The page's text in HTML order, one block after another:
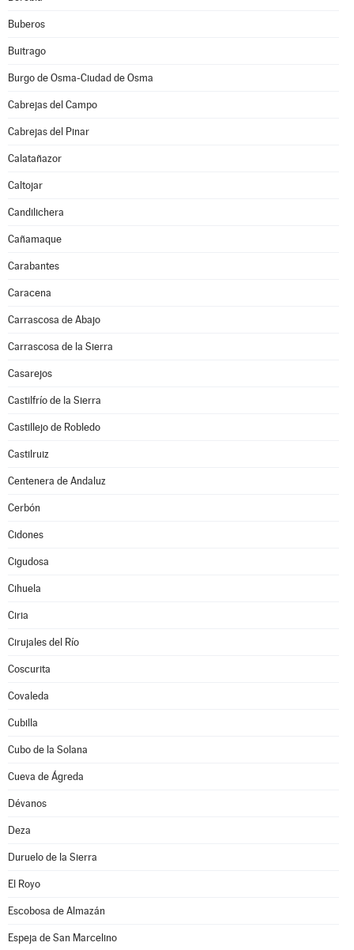
Buberos
Buitrago
Burgo de Osma-Ciudad de Osma
Cabrejas del Campo
Cabrejas del Pinar
Calatañazor
Caltojar
Candilichera
Cañamaque
Carabantes
Caracena
Carrascosa de Abajo
Carrascosa de la Sierra
Casarejos
Castilfrío de la Sierra
Castillejo de Robledo
Castilruiz
Centenera de Andaluz
Cerbón
Cidones
Cigudosa
Cihuela
Ciria
Cirujales del Río
Coscurita
Covaleda
Cubilla
Cubo de la Solana
Cueva de Ágreda
Dévanos
Deza
Duruelo de la Sierra
El Royo
Escobosa de Almazán
Espeja de San Marcelino